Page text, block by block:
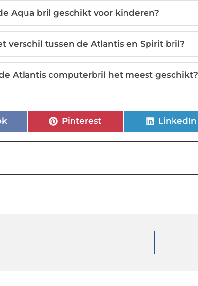
Aqua bril geschikt voor kinderen?
verschil tussen de Atlantis en Spirit bril?
Atlantis computerbril het meest geschikt?
Pinterest LinkedIn